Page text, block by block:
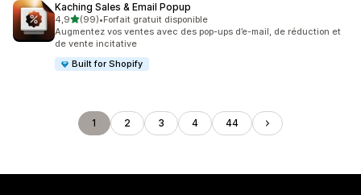
Kaching Sales & Email Popup
4,9étoile(s) sur 5
(99)
99 avis au total
•Forfait gratuit disponible
Augmentez vos ventes avec des pop-ups d’e-mail, de réduction et
de vente incitative
Built for Shopify
1 2 3 4 44